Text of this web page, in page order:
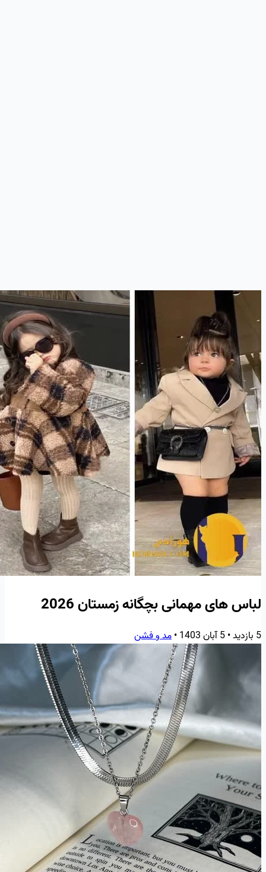
لباس های مهمانی بچگانه زمستان 2026
5 بازدید •5 آبان 1403 •مد و فشن